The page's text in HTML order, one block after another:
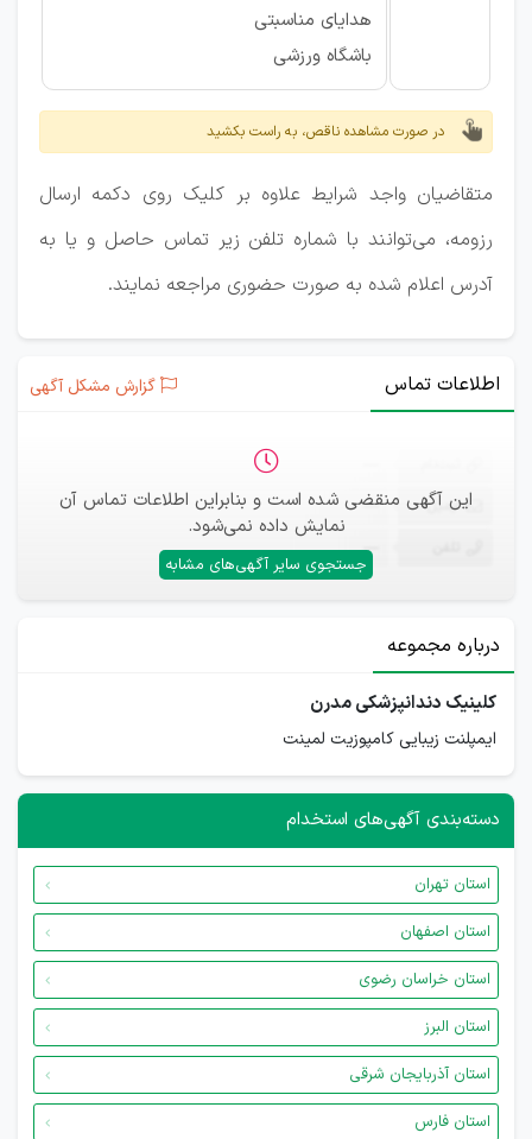
هدایای مناسبتی
باشگاه ورزشی
در صورت مشاهده ناقص، به راست بکشید
متقاضیان واجد شرایط علاوه بر کلیک روی دکمه ارسال
رزومه، می‌توانند با شماره تلفن زیر تماس حاصل و یا به
آدرس اعلام شده به صورت حضوری مراجعه نمایند.
اطلاعات تماس گزارش مشکل آگهی
این آگهی منقضی شده است و بنابراین اطلاعات تماس آن
نمایش داده نمی‌شود.
جستجوی سایر آگهی‌های مشابه
ایمیل —
—
درباره مجموعه
کلینیک دندانپزشکی مدرن
ایمپلنت زیبایی کامپوزیت لمینت
دسته‌بندی آگهی‌های استخدام
استان تهران
استان اصفهان
استان خراسان رضوی
استان البرز
استان آذربایجان شرقی
استان فارس